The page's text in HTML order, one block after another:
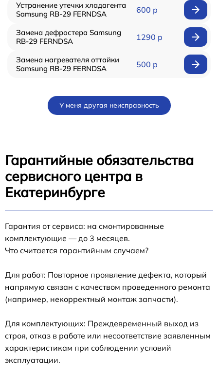
Устранение утечки хладагента
Samsung RB-29 FERNDSA
600 р
Замена дефростера Samsung
RB-29 FERNDSA
1290 р
Замена нагревателя оттайки
Samsung RB-29 FERNDSA
500 р
У меня другая неисправность
Гарантийные обязательства
сервисного центра в
Екатеринбурге
Гарантия от сервиса: на смонтированные
комплектующие — до 3 месяцев.
Что считается гарантийным случаем?
Для работ: Повторное проявление дефекта, который
напрямую связан с качеством проведенного ремонта
(например, некорректный монтаж запчасти).
Для комплектующих: Преждевременный выход из
строя, отказ в работе или несоответствие заявленным
характеристикам при соблюдении условий
эксплуатации.